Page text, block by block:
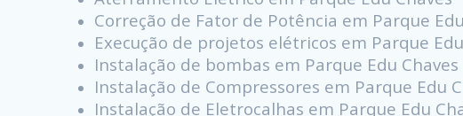
Correção de Fator de Potência em Parque
Execução de projetos elétricos em Parque
Instalação de bombas em Parque Edu Chaves
Instalação de Compressores em Parque Edu
Instalação de Eletrocalhas em Parque Edu